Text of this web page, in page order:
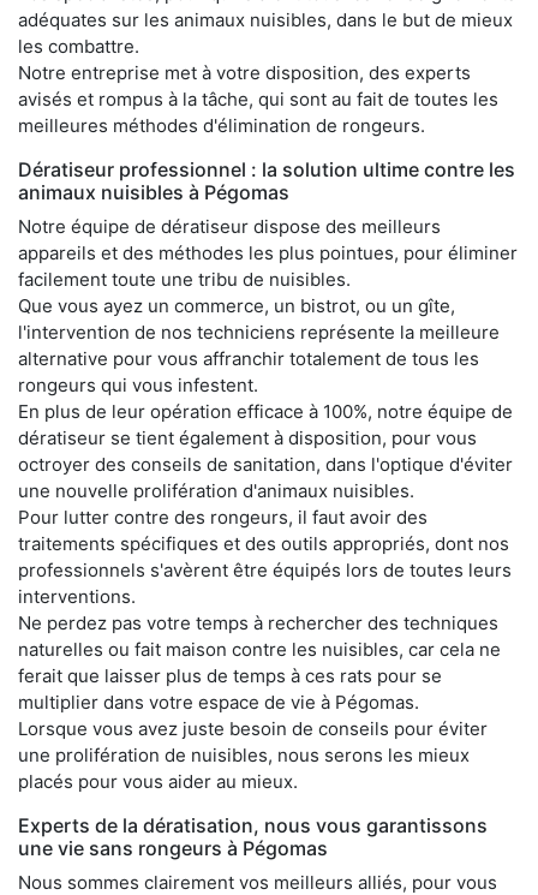
adéquates sur les animaux nuisibles, dans le but de mieux
les combattre.
Notre entreprise met à votre disposition, des experts
avisés et rompus à la tâche, qui sont au fait de toutes les
meilleures méthodes d'élimination de rongeurs.
Dératiseur professionnel : la solution ultime contre les
animaux nuisibles à Pégomas
Notre équipe de dératiseur dispose des meilleurs
appareils et des méthodes les plus pointues, pour éliminer
facilement toute une tribu de nuisibles.
Que vous ayez un commerce, un bistrot, ou un gîte,
l'intervention de nos techniciens représente la meilleure
alternative pour vous affranchir totalement de tous les
rongeurs qui vous infestent.
En plus de leur opération efficace à 100%, notre équipe de
dératiseur se tient également à disposition, pour vous
octroyer des conseils de sanitation, dans l'optique d'éviter
une nouvelle prolifération d'animaux nuisibles.
Pour lutter contre des rongeurs, il faut avoir des
traitements spécifiques et des outils appropriés, dont nos
professionnels s'avèrent être équipés lors de toutes leurs
interventions.
Ne perdez pas votre temps à rechercher des techniques
naturelles ou fait maison contre les nuisibles, car cela ne
ferait que laisser plus de temps à ces rats pour se
multiplier dans votre espace de vie à Pégomas.
Lorsque vous avez juste besoin de conseils pour éviter
une prolifération de nuisibles, nous serons les mieux
placés pour vous aider au mieux.
Experts de la dératisation, nous vous garantissons
une vie sans rongeurs à Pégomas
Nous sommes clairement vos meilleurs alliés, pour vous